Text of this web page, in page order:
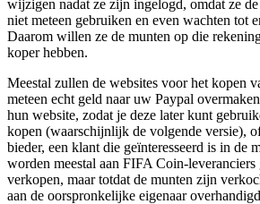
wijzigen nadat ze zijn ingelogd, omdat ze
niet meteen gebruiken en even wachten tot
Daarom willen ze de munten op die
koper hebben.
Meestal zullen de websites voor het kopen
meteen echt geld naar uw Paypal
hun website, zodat je deze later kunt
kopen (waarschijnlijk de volgende versie),
bieder, een klant die geïnteresseerd is in de
worden meestal aan FIFA Coin-
verkopen, maar totdat de munten zijn
aan de oorspronkelijke eigenaar